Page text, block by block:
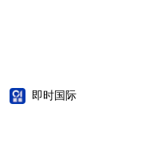
即时国际